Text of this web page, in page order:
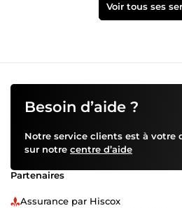
Voir tous ses
Besoin d’aide ?
Notre service clients est à votre
sur notre centre d’aide
Partenaires
Assurance par Hiscox